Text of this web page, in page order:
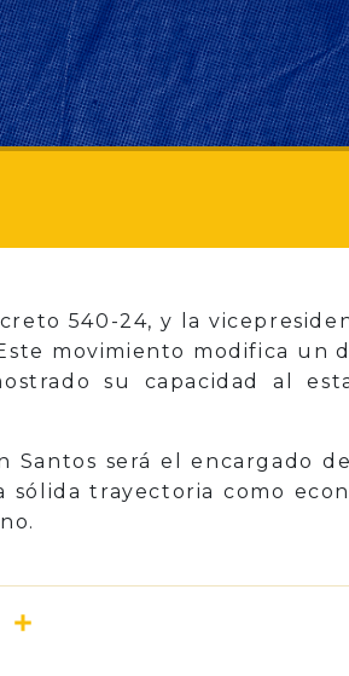
540-24, y la
movimiento modifica un
su capacidad al
Santos será el encargado
sólida trayectoria como
Email